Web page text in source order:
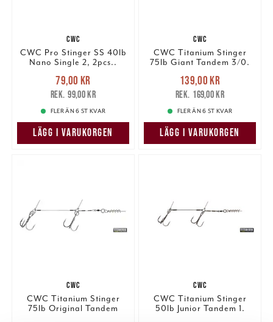
CWC
CWC Pro Stinger SS 40lb
Nano Single 2, 2pcs..
Nuvarande pris
79,00 krTidigare pris
99,00 kr
79,00 kr
99,00 kr
FLER ÄN 6 ST KVAR
LÄGG I VARUKORGEN
CWC
CWC Titanium Stinger
75lb Giant Tandem 3/0.
Nuvarande pris
139,00 krTidigare pris
169,00 kr
139,00 kr
169,00 kr
FLER ÄN 6 ST KVAR
LÄGG I VARUKORGEN
CWC
CWC Titanium Stinger
75lb Original Tandem
CWC
CWC Titanium Stinger
50lb Junior Tandem 1.